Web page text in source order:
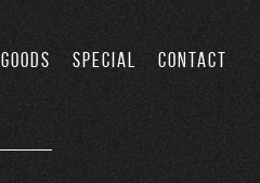
GOODS SPECIAL CONTACT